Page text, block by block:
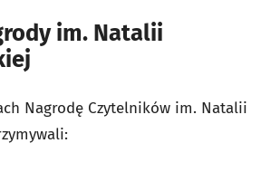
im. Natalii
Nagrodę Czytelników im. Natalii